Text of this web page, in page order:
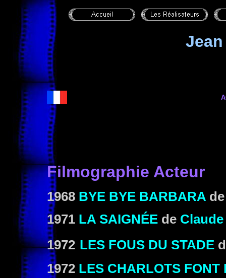
Jean
Filmographie Acteur
1968 BYE BYE BARBARA
1971 LA SAIGNÉE de
1972 LES FOUS DU STADE
1972 LES CHARLOTS FONT